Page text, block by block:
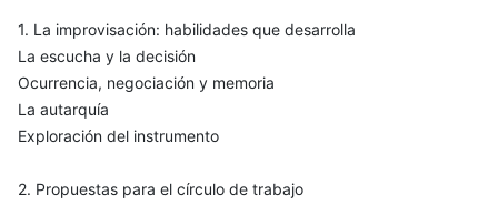
1. La improvisación: habilidades que desarrolla
La escucha y la decisión
Ocurrencia, negociación y memoria
La autarquía
Exploración del instrumento
2. Propuestas para el círculo de trabajo